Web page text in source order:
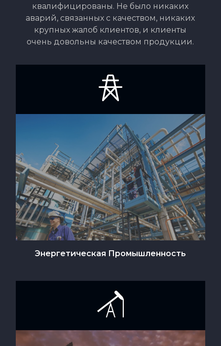
квалифицированы. Не было никаких
аварий, связанных с качеством, никаких
крупных жалоб клиентов, и клиенты
очень довольны качеством продукции.
Энергетическая Промышленность